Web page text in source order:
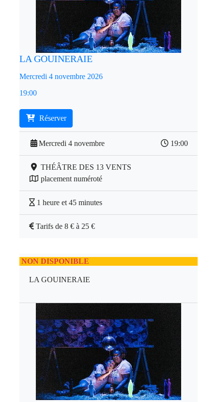
LA GOUINERAIE
Mercredi 4 novembre 2026
19:00
Réserver
Mercredi 4 novembre 19:00
THÉÂTRE DES 13 VENTS
placement numéroté
1 heure et 45 minutes
Tarifs de 8 € à 25 €
NON DISPONIBLE
LA GOUINERAIE